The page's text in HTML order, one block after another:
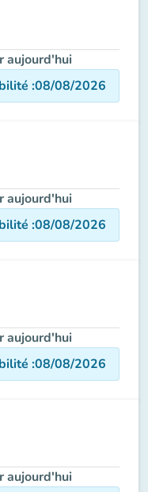
aujourd'hui
:08/08/2026
aujourd'hui
:08/08/2026
aujourd'hui
:08/08/2026
aujourd'hui